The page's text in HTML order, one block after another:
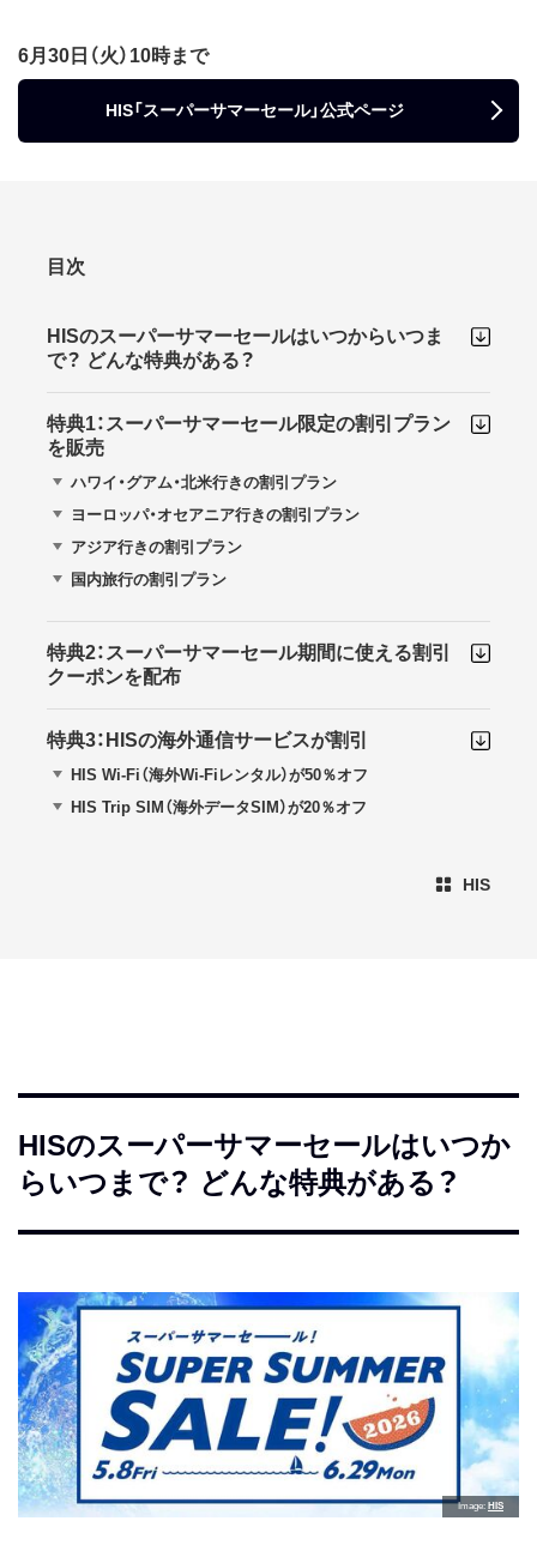
6月30日（火）10時まで
HIS「スーパーサマーセール」公式ページ
目次
HISのスーパーサマーセールはいつからいつま
で？ どんな特典がある？
特典1：スーパーサマーセール限定の割引プラン
を販売
ハワイ・グアム・北米行きの割引プラン
ヨーロッパ・オセアニア行きの割引プラン
アジア行きの割引プラン
国内旅行の割引プラン
特典2：スーパーサマーセール期間に使える割引
クーポンを配布
特典3：HISの海外通信サービスが割引
HIS Wi-Fi（海外Wi-Fiレンタル）が50％オフ
HIS Trip SIM（海外データSIM）が20％オフ
HIS
HISのスーパーサマーセールはいつか
らいつまで？ どんな特典がある？
Image HIS